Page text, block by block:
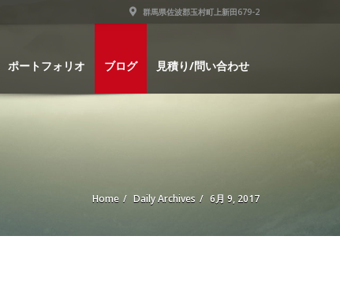
群馬県佐波郡玉村町上新田679-2
ポートフォリオ ブログ 見積り/問い合わせ
Home Daily Archives 6月 9, 2017